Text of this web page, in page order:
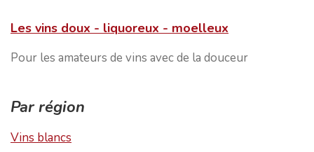
Les vins doux - liquoreux - moelleux
Pour les amateurs de vins avec de la douceur
Par région
Vins blancs